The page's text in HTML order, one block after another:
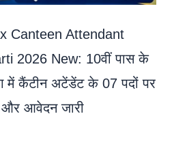
Canteen Attendant
2026 New: 10वीं पास के
में कैंटीन अटेंडेंट के 07 पदों पर
और आवेदन जारी